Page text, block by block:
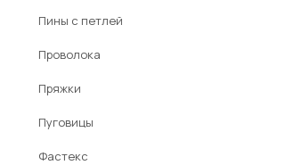
Пины с петлей
Проволока
Пряжки
Пуговицы
Фастекс